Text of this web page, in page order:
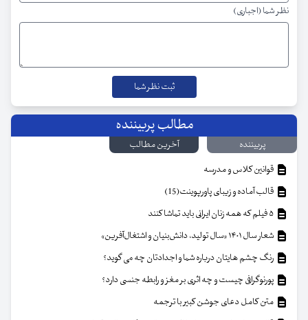
نظر شما (اجباری)
مطالب پربیننده
پربیننده
آخرین مطالب
قوانین کلاس و مدرسه
قالب آماده و زیبای پاورپوینت(15)
شعار سال ۱۴۰۱ «سال تولید، دانش‌بنیان و اشتغال‌آفرین»
رنگ چشم هایتان درباره شما و اجدادتان چه می گوید؟
پورنوگرافی چیست و چه اثری بر مغز و رابطه جنسی دارد؟
متن کامل دعای جوشن کبیر با ترجمه